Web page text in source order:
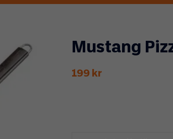
Mustang
199 kr